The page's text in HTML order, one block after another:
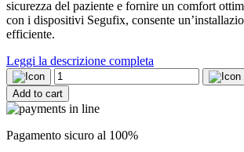
sicurezza del paziente e fornire un comfort
con i dispositivi Segufix, consente
efficiente.
Leggi la descrizione completa
Kit
per
polso
e
caviglia
quantity
Add to cart
Pagamento sicuro al 100%